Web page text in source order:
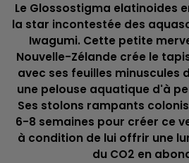
Le Glossostigma elatinoides
la star incontestée des
Iwagumi. Cette petite
Nouvelle-Zélande crée le
avec ses feuilles minuscules
une pelouse aquatique d'à
Ses stolons rampants
6-8 semaines pour créer ce
à condition de lui offrir une
du CO2 en